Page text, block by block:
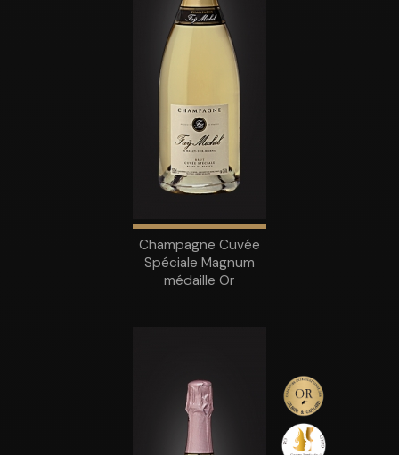
Champagne Cuvée
Spéciale Magnum
médaille Or